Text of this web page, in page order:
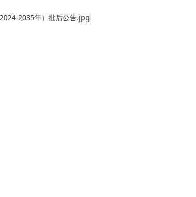
2035年）批后公告.jpg